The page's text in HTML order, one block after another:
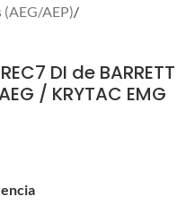
(AEG/AEP)/
DI de BARRETT
/ KRYTAC EMG